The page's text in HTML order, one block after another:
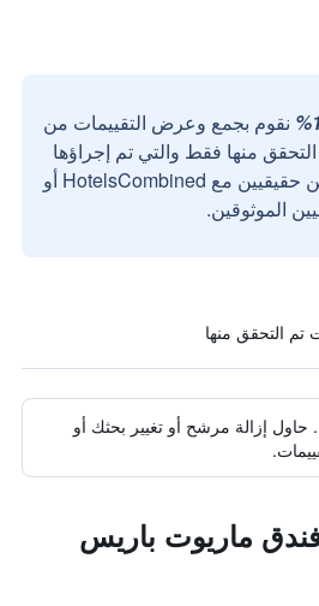
نقوم بجمع وعرض التقييمات من
منها فقط والتي تم إجراؤها
بواسطة مستخدمين حقيقيين مع HotelsCombined أو
الموثوقين.
حاول إزالة مرشح أو تغيير بحثك أو
ماريوت باريس